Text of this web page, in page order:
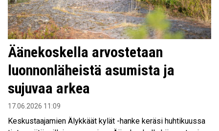
Äänekoskella arvostetaan
luonnonläheistä asumista ja
sujuvaa arkea
17.06.2026 11:09
Keskustaajamien Älykkäät kylät -hanke keräsi huhtikuussa